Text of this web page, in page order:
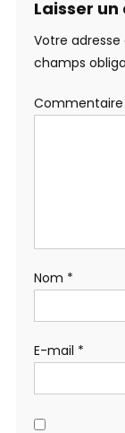
Laisser
Votre
champs
Commentaire
Nom *
E-mail *